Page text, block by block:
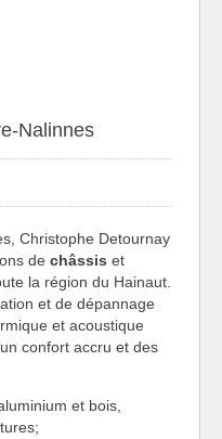
Nalinnes
Christophe Detournay
de châssis et
la région du Hainaut.
et de dépannage
et acoustique
confort accru et des
et bois,